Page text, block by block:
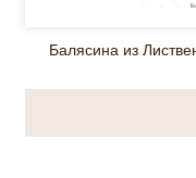
Балясина из